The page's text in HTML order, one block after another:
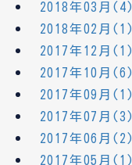
2018年03月(4)
2018年02月(1)
2017年12月(1)
2017年10月(6)
2017年09月(1)
2017年07月(3)
2017年06月(2)
2017年05月(1)